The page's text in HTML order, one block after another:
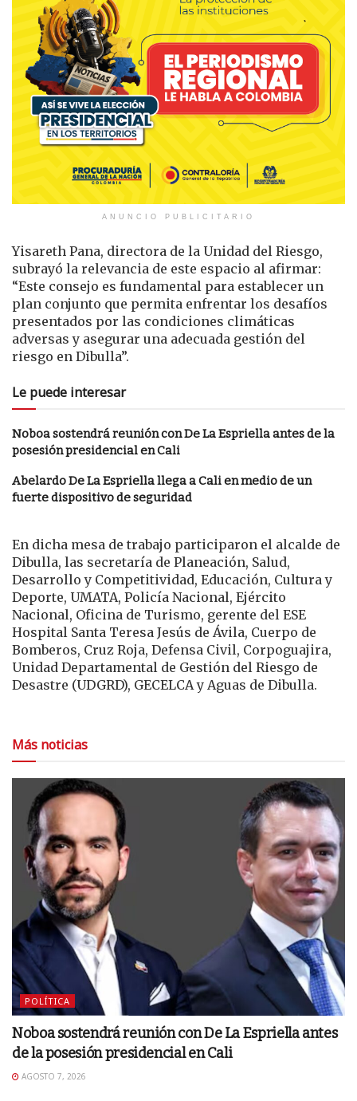
ANUNCIO PUBLICITARIO
Yisareth Pana, directora de la Unidad del Riesgo,
subrayó la relevancia de este espacio al afirmar:
“Este consejo es fundamental para establecer un
plan conjunto que permita enfrentar los desafíos
presentados por las condiciones climáticas
adversas y asegurar una adecuada gestión del
riesgo en Dibulla”.
Le puede interesar
Noboa sostendrá reunión con De La Espriella antes de la
posesión presidencial en Cali
Abelardo De La Espriella llega a Cali en medio de un
fuerte dispositivo de seguridad
En dicha mesa de trabajo participaron el alcalde de
Dibulla, las secretaría de Planeación, Salud,
Desarrollo y Competitividad, Educación, Cultura y
Deporte, UMATA, Policía Nacional, Ejército
Nacional, Oficina de Turismo, gerente del ESE
Hospital Santa Teresa Jesús de Ávila, Cuerpo de
Bomberos, Cruz Roja, Defensa Civil, Corpoguajira,
Unidad Departamental de Gestión del Riesgo de
Desastre (UDGRD), GECELCA y Aguas de Dibulla.
Más noticias
POLÍTICA
Noboa sostendrá reunión con De La Espriella antes
de la posesión presidencial en Cali
AGOSTO 7, 2026